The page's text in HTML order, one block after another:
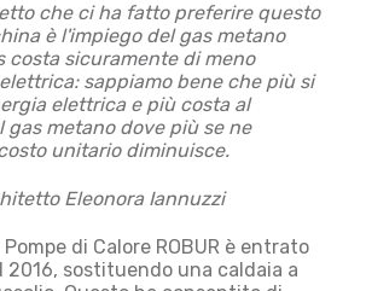
che ci ha fatto preferire questo
è l'impiego del gas metano
costa sicuramente di meno
sappiamo bene che più si
elettrica e più costa al
gas metano dove più se ne
unitario diminuisce.
Eleonora Iannuzzi
di Calore ROBUR è entrato
2016, sostituendo una caldaia a